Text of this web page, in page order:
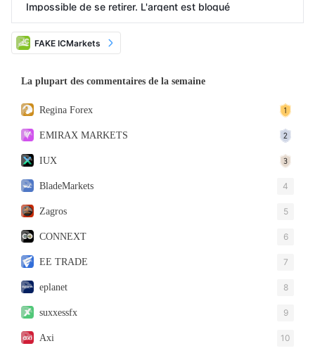
Impossible de se retirer. L'argent est bloqué
FAKE ICMarkets
La plupart des commentaires de la semaine
Regina Forex
EMIRAX MARKETS
IUX
BladeMarkets 4
Zagros 5
CONNEXT 6
EE TRADE 7
eplanet 8
suxxessfx 9
Axi 10